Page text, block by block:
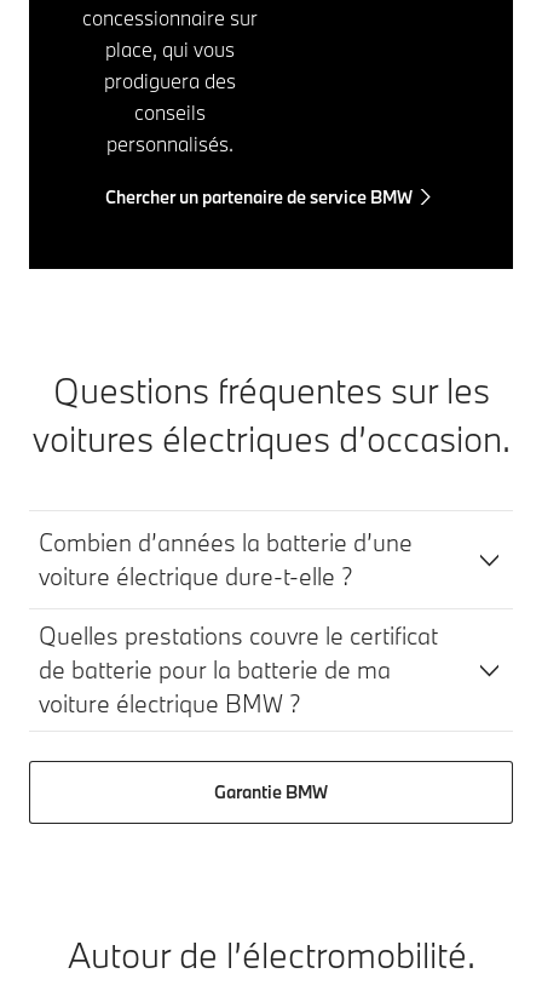
concessionnaire sur
place, qui vous
prodiguera des
conseils
personnalisés.
Chercher un partenaire de service BMW
Questions fréquentes sur les
voitures électriques d’occasion.
Combien d’années la batterie d’une
voiture électrique dure-t-elle ?
Quelles prestations couvre le certificat
de batterie pour la batterie de ma
voiture électrique BMW ?
Garantie BMW
Autour de l’électromobilité.